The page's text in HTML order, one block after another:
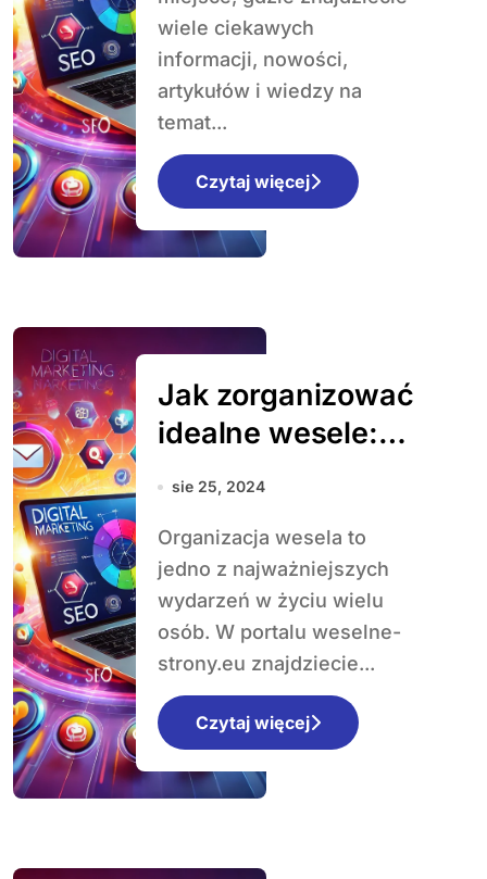
korzyści rolnikom
wiele ciekawych
informacji, nowości,
artykułów i wiedzy na
temat...
Czytaj więcej
Jak zorganizować
idealne wesele:
praktyczny
po kroku
sie 25, 2024
Organizacja wesela to
jedno z najważniejszych
wydarzeń w życiu wielu
osób. W portalu weselne-
strony.eu znajdziecie...
Czytaj więcej